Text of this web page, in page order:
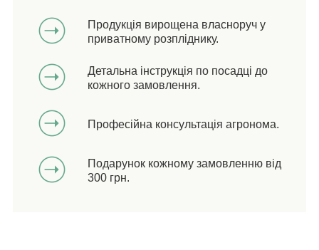
Продукція вирощена власноруч у
приватному розпліднику.
Детальна інструкція по посадці до
кожного замовлення.
Професійна консультація агронома.
Подарунок кожному замовленню від
300 грн.